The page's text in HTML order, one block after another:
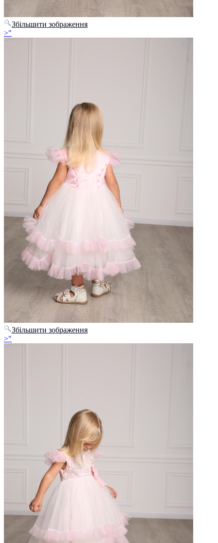
Збільшити зображення
>"
Збільшити зображення
>"